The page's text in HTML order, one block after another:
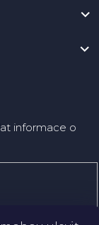
informace o